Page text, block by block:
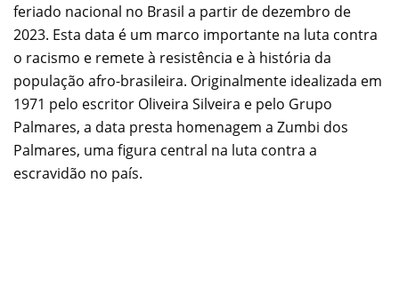
feriado nacional no Brasil a partir de dezembro de
2023. Esta data é um marco importante na luta contra
o racismo e remete à resistência e à história da
população afro-brasileira. Originalmente idealizada em
1971 pelo escritor Oliveira Silveira e pelo Grupo
Palmares, a data presta homenagem a Zumbi dos
Palmares, uma figura central na luta contra a
escravidão no país.